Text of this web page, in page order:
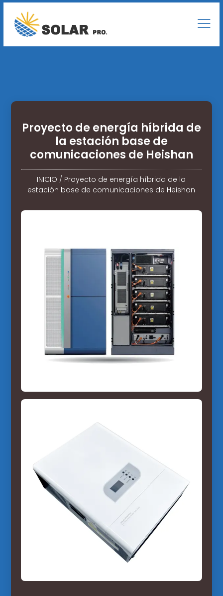
Proyecto de energía híbrida de
la estación base de
comunicaciones de Heishan
INICIO / Proyecto de energía híbrida de la
estación base de comunicaciones de Heishan